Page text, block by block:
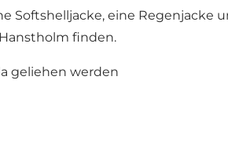
Softshelljacke, eine Regenjacke
finden.
geliehen werden